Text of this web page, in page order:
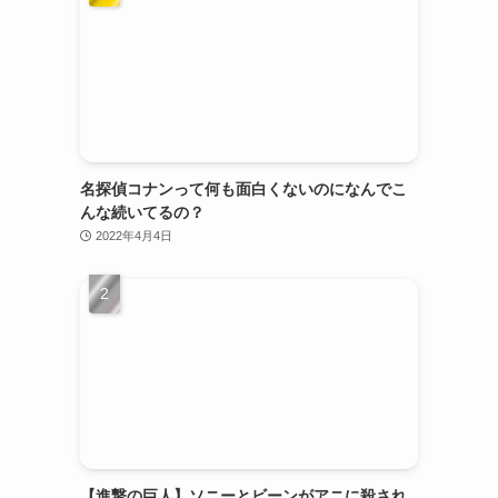
名探偵コナンって何も面白くないのになんでこ
んな続いてるの？
2022年4月4日